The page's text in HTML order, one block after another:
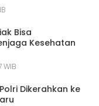
Bisa
Kesehatan
WIB
Dikerahkan ke